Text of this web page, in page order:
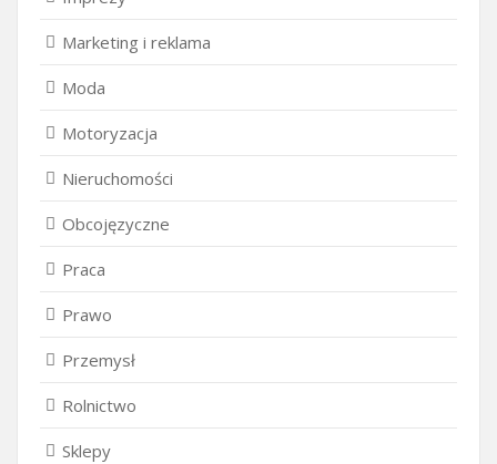
Marketing i reklama
Moda
Motoryzacja
Nieruchomości
Obcojęzyczne
Praca
Prawo
Przemysł
Rolnictwo
Sklepy